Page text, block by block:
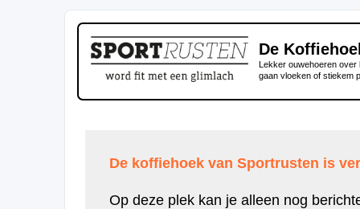
De
Lekker ouwehoeren over
gaan vloeken of stiekem
De koffiehoek van Sportrusten is
Op deze plek kan je alleen nog